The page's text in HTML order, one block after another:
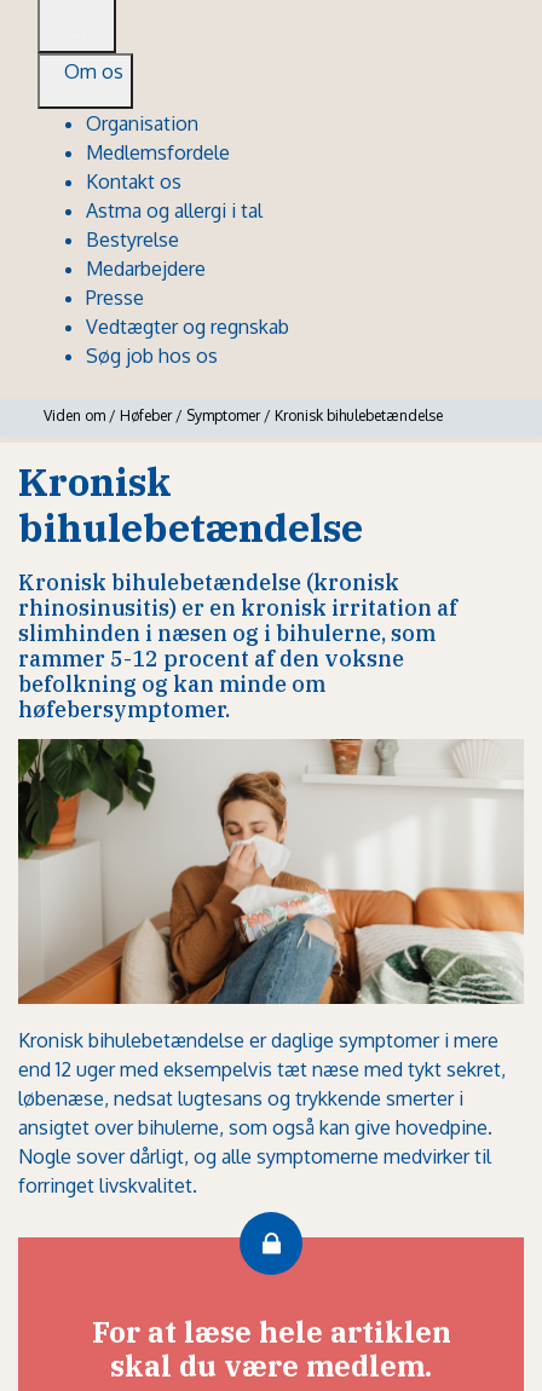
Om os
Organisation
Medlemsfordele
Kontakt os
Astma og allergi i tal
Bestyrelse
Medarbejdere
Presse
Vedtægter og regnskab
Søg job hos os
Viden om / Høfeber / Symptomer / Kronisk bihulebetændelse
Kronisk
bihulebetændelse
Kronisk bihulebetændelse (kronisk
rhinosinusitis) er en kronisk irritation af
slimhinden i næsen og i bihulerne, som
rammer 5-12 procent af den voksne
befolkning og kan minde om
høfebersymptomer.
Kronisk bihulebetændelse er daglige symptomer i mere
end 12 uger med eksempelvis tæt næse med tykt sekret,
løbenæse, nedsat lugtesans og trykkende smerter i
ansigtet over bihulerne, som også kan give hovedpine.
Nogle sover dårligt, og alle symptomerne medvirker til
forringet livskvalitet.
For at læse hele artiklen
skal du være medlem.